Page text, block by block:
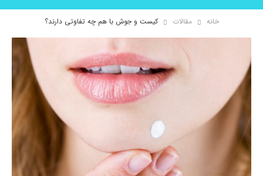
خانه مقالات کیست و جوش با هم چه تفاوتی دارند؟